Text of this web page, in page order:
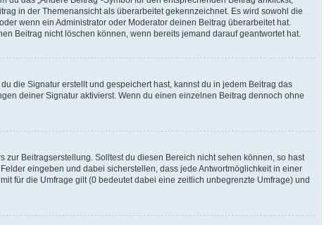
in der Themenansicht als überarbeitet gekennzeichnet. Es wird sowohl die
wenn ein Administrator oder Moderator deinen Beitrag überarbeitet hat.
Beitrag nicht löschen können, wenn bereits jemand darauf geantwortet hat.
die Signatur erstellt und gespeichert hast, kannst du in jedem Beitrag das
deiner Signatur aktivierst. Wenn du einen einzelnen Beitrag dennoch ohne
zur Beitragserstellung. Solltest du diesen Bereich nicht sehen können, so hast
eingeben und dabei sicherstellen, dass jede Antwortmöglichkeit in einer
für die Umfrage gilt (0 bedeutet dabei eine zeitlich unbegrenzte Umfrage) und